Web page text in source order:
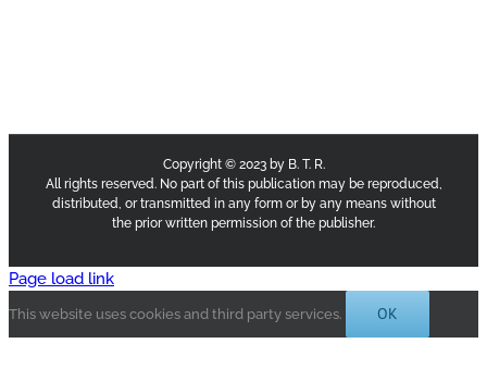
Copyright © 2023 by B. T. R.
All rights reserved. No part of this publication may be reproduced,
distributed, or transmitted in any form or by any means without
the prior written permission of the publisher.
Page load link
This website uses cookies and third party services. OK